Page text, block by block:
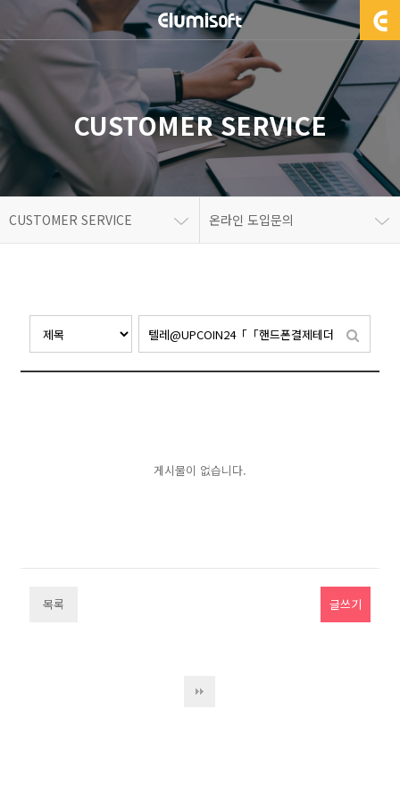
CUSTOMER SERVICE
CUSTOMER SERVICE 온라인 도입문의
게시물이 없습니다.
목록 글쓰기